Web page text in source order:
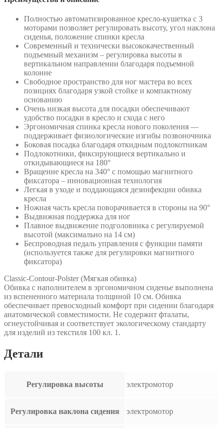
Полностью автоматизированное кресло-кушетка с 3
моторами позволяет регулировать высоту, угол наклона
сиденья, положение спинки кресла
Современный и технически высококачественный
подъемный механизм – регулировка высоты в
вертикальном направлении благодаря подъемной
колонне
Свободное пространство для ног мастера во всех
позициях благодаря узкой стойке и компактному
основанию
Очень низкая высота для посадки обеспечивают
удобство посадки в кресло и схода с него
Эргономичная спинка кресла нового поколения —
поддерживает физиологические изгибы позвоночника
Боковая посадка благодаря откидным подлокотникам
Подлокотники, фиксирующиеся вертикально и
откидывающиеся на 180°
Вращение кресла на 340° с помощью магнитного
фиксатора – инновационная технология
Легкая в уходе и поддающаяся дезинфекции обивка
кресла
Ножная часть кресла поворачивается в стороны на 90°
Выдвижная поддержка для ног
Плавное выдвижение подголовника с регулируемой
высотой (максимально на 14 см)
Беспроводная педаль управления с функции памяти
(используется также для регулировки магнитного
фиксатора)
Classic-Contour-Polster (Мягкая обивка)
Обивка с наполнителем в эргономичном сиденье выполнена
из вспененного материала толщиной 10 см. Обивка
обеспечивает превосходный комфорт при сидении благодаря
анатомической совместимости. Не содержит фталаты,
огнеустойчивая и соответствует экологическому стандарту
для изделий из текстиля 100 кл. 1.
Детали
Регулировка высоты электромотор
Регулировка наклона сидения электромотор